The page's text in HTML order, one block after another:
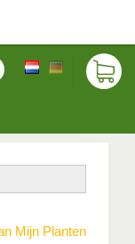
Mijn Planten